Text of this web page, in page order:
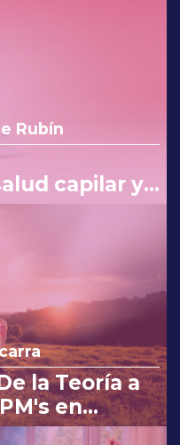
Rubín
capilar y
consulta
la Teoría a
en